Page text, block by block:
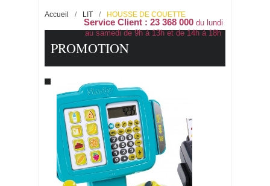
Service Client : 23 368 000du lundi
au samedi de 9h à 13h et de 14h à 18h
Accueil / LIT / HOUSSE DE COUETTE
PROMOTION